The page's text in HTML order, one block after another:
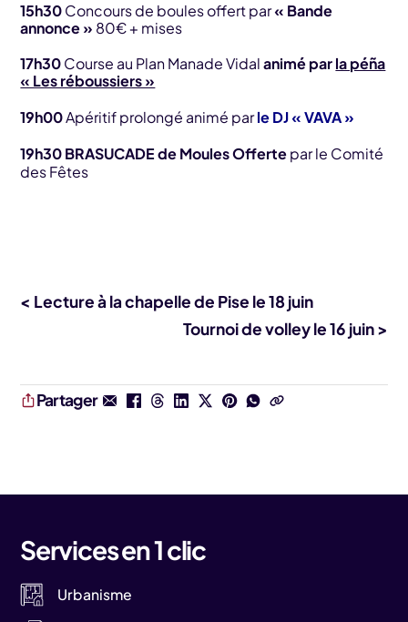
15h30Concours de boules offert par« Bande
annonce » 80€ + mises
17h30Course au Plan Manade Vidalanimé parla péña
« Les réboussiers »
19h00Apéritif prolongé animé parle DJ « VAVA »
19h30BRASUCADE de Moules Offertepar le Comité
des Fêtes
< Lecture à la chapelle de Pise le 18 juin
Tournoi de volley le 16 juin >
Partager
Services en 1 clic
Urbanisme